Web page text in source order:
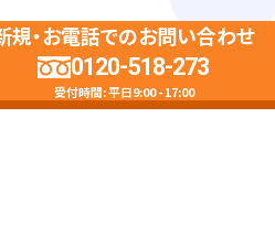
規・お電話でのお問い合わせ
0120-518-273
受付時間: 平日9:00 - 17:00